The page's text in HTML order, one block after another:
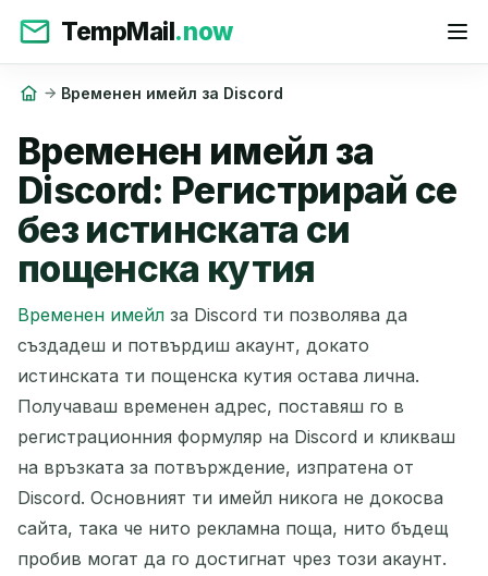
TempMail.now
Временен имейл за Discord
Временен имейл за
Discord: Регистрирай се
без истинската си
пощенска кутия
Временен имейл за Discord ти позволява да
създадеш и потвърдиш акаунт, докато
истинската ти пощенска кутия остава лична.
Получаваш временен адрес, поставяш го в
регистрационния формуляр на Discord и кликваш
на връзката за потвърждение, изпратена от
Discord. Основният ти имейл никога не докосва
сайта, така че нито рекламна поща, нито бъдещ
пробив могат да го достигнат чрез този акаунт.